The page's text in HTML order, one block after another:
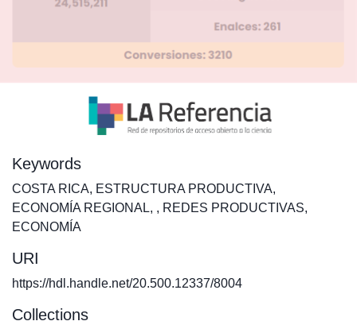
Keywords
COSTA RICA, ESTRUCTURA PRODUCTIVA,
ECONOMÍA REGIONAL, , REDES PRODUCTIVAS,
ECONOMÍA
URI
https://hdl.handle.net/20.500.12337/8004
Collections